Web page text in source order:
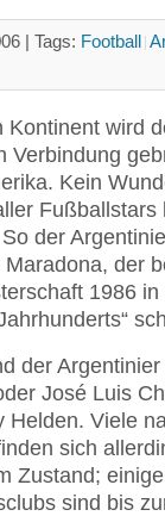
| Tags: Football
Kontinent wird
Verbindung
Kein
Fußballstars
der
Maradona, der
1986
der
José Luis
Helden. Viele
sich
Zustand; einige
sind bis